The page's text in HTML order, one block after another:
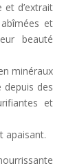
d’extrait
et
beauté
minéraux
depuis des
et
apaisant.